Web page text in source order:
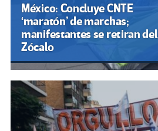
México: Concluye CNTE
‘maratón’ de marchas;
manifestantes se retiran del
Zócalo